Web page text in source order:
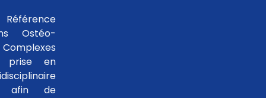
Ostéo-
prise en
afin de